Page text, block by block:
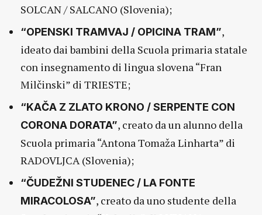
SOLCAN / SALCANO (Slovenia);
“OPENSKI TRAMVAJ / OPICINA TRAM”,
ideato dai bambini della Scuola primaria statale
con insegnamento di lingua slovena “Fran
Milčinski” di TRIESTE;
“KAČA Z ZLATO KRONO / SERPENTE CON
CORONA DORATA”, creato da un alunno della
Scuola primaria “Antona Tomaža Linharta” di
RADOVLJCA (Slovenia);
“ČUDEŽNI STUDENEC / LA FONTE
MIRACOLOSA”, creato da uno studente della